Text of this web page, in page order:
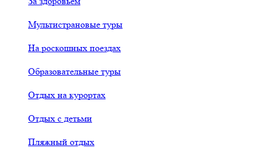
Мультистрановые туры
На роскошных поездах
Образовательные туры
Отдых на курортах
Отдых с детьми
Пляжный отдых